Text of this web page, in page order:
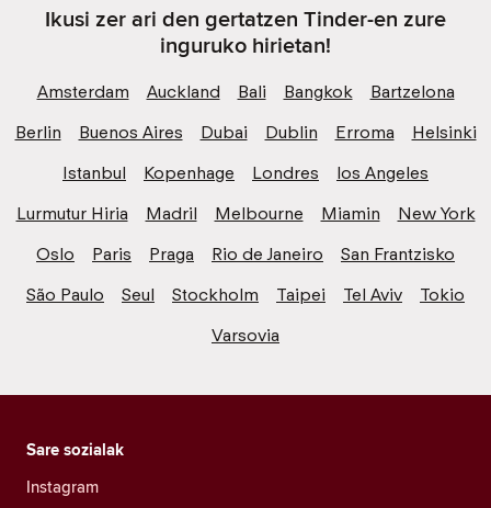
Ikusi zer ari den gertatzen Tinder-en zure
inguruko hirietan!
Amsterdam Auckland Bali Bangkok
Bartzelona
Berlin
Buenos Aires Dubai Dublin Erroma
Helsinki
Istanbul
Kopenhage Londres
los Angeles
Lurmutur Hiria
Madril Melbourne Miamin
New York
Oslo
Paris Praga Rio de Janeiro
San Frantzisko
São Paulo
Seul Stockholm Taipei Tel Aviv
Tokio
Varsovia
Sare sozialak
Instagram